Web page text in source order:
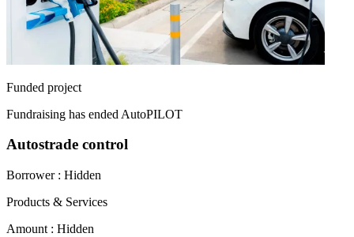
Funded project
Fundraising has ended AutoPILOT
Autostrade control
Borrower : Hidden
Products & Services
Amount : Hidden